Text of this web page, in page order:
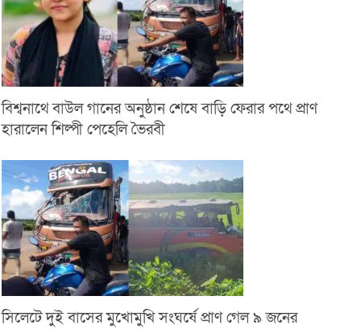
বিশ্বনাথে বাউল গানের অনুষ্ঠান শেষে বাড়ি ফেরার পথে প্রাণ
হারালেন শিল্পী পেহেলি ভৈরবী
সিলেটে দুই বাসের মুখোমুখি সংঘর্ষে প্রাণ গেল ৯ জনের